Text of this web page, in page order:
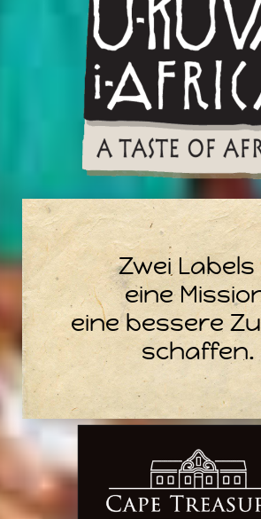
Zwei Labels
eine
eine bessere
schaffen.